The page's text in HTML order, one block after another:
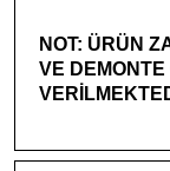
NOT: ÜRÜN
VE